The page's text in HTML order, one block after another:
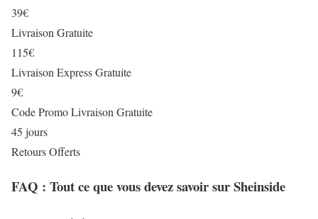
39€
Livraison Gratuite
115€
Livraison Express Gratuite
9€
Code Promo Livraison Gratuite
45 jours
Retours Offerts
FAQ : Tout ce que vous devez savoir sur Sheinside